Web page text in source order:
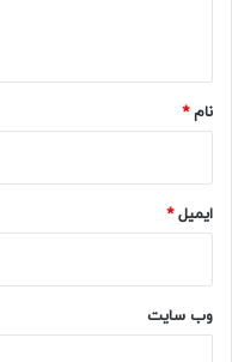
نام*
ایمیل*
وب‌ سایت